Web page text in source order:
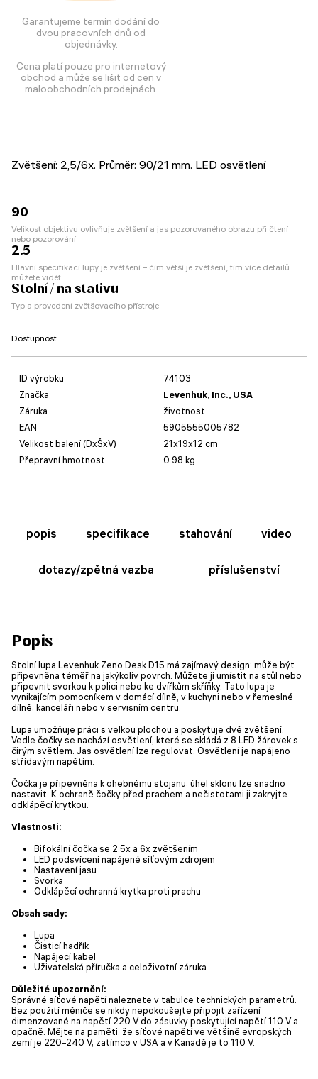
Garantujeme termín dodání do
dvou pracovních dnů od
objednávky.
Cena platí pouze pro internetový
obchod a může se lišit od cen v
maloobchodních prodejnách.
Zvětšení: 2,5/6x. Průměr: 90/21 mm. LED osvětlení
90
Velikost objektivu ovlivňuje zvětšení a jas pozorovaného obrazu při čtení
nebo pozorování
2.5
Hlavní specifikací lupy je zvětšení – čím větší je zvětšení, tím více detailů
můžete vidět
Stolní / na stativu
Typ a provedení zvětšovacího přístroje
Dostupnost
ID výrobku
74103
Značka
Levenhuk, Inc., USA
Záruka
životnost
EAN
5905555005782
Velikost balení (DxŠxV)
21x19x12 cm
Přepravní hmotnost
0.98 kg
popis specifikace stahování video
dotazy/zpětná vazba příslušenství
Popis
Stolní lupa Levenhuk Zeno Desk D15 má zajímavý design: může být
připevněna téměř na jakýkoliv povrch. Můžete ji umístit na stůl nebo
připevnit svorkou k polici nebo ke dvířkům skříňky. Tato lupa je
vynikajícím pomocníkem v domácí dílně, v kuchyni nebo v řemeslné
dílně, kanceláři nebo v servisním centru.
Lupa umožňuje práci s velkou plochou a poskytuje dvě zvětšení.
Vedle čočky se nachází osvětlení, které se skládá z 8 LED žárovek s
čirým světlem. Jas osvětlení lze regulovat. Osvětlení je napájeno
střídavým napětím.
Čočka je připevněna k ohebnému stojanu; úhel sklonu lze snadno
nastavit. K ochraně čočky před prachem a nečistotami ji zakryjte
odklápěcí krytkou.
Vlastnosti:
Bifokální čočka se 2,5x a 6x zvětšením
LED podsvícení napájené síťovým zdrojem
Nastavení jasu
Svorka
Odklápěcí ochranná krytka proti prachu
Obsah sady:
Lupa
Čisticí hadřík
Napájecí kabel
Uživatelská příručka a celoživotní záruka
Důležité upozornění:
Správné síťové napětí naleznete v tabulce technických parametrů.
Bez použití měniče se nikdy nepokoušejte připojit zařízení
dimenzované na napětí 220 V do zásuvky poskytující napětí 110 V a
opačně. Mějte na paměti, že síťové napětí ve většině evropských
zemí je 220–240 V, zatímco v USA a v Kanadě je to 110 V.